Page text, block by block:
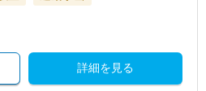
詳細を見る